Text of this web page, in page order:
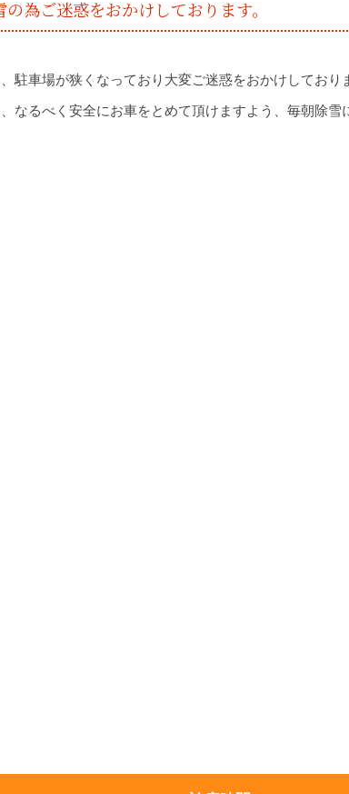
の為ご迷惑をおかけしております。
駐車場が狭くなっており大変ご迷惑をおかけしており
なるべく安全にお車をとめて頂けますよう、毎朝除